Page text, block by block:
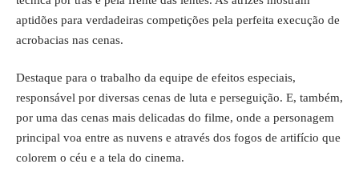
aptidões para verdadeiras competições pela perfeita execução de
acrobacias nas cenas.
Destaque para o trabalho da equipe de efeitos especiais,
responsável por diversas cenas de luta e perseguição. E, também,
por uma das cenas mais delicadas do filme, onde a personagem
principal voa entre as nuvens e através dos fogos de artifício que
colorem o céu e a tela do cinema.